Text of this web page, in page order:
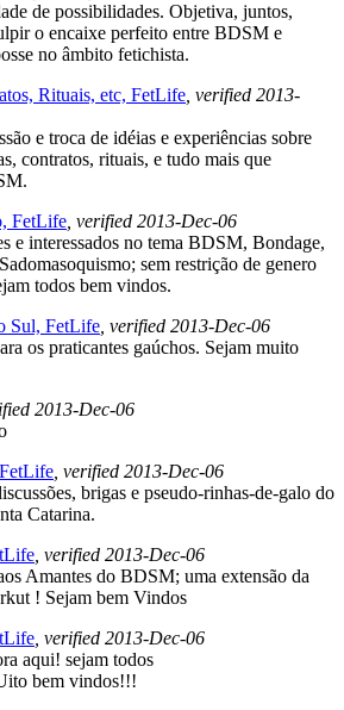
de possibilidades. Objetiva, juntos,
o encaixe perfeito entre BDSM e
no âmbito fetichista.
Rituais, etc, FetLife , verified 2013-
e troca de idéias e experiências sobre
contratos, rituais, e tudo mais que
FetLife , verified 2013-Dec-06
e interessados no tema BDSM, Bondage,
sem restrição de genero
todos bem vindos.
Sul, FetLife , verified 2013-Dec-06
os praticantes gaúchos. Sejam muito
2013-Dec-06
, verified 2013-Dec-06
brigas e pseudo-rinhas-de-galo do
Catarina.
, verified 2013-Dec-06
Amantes do BDSM; uma extensão da
! Sejam bem Vindos
, verified 2013-Dec-06
aqui! sejam todos
bem vindos!!!